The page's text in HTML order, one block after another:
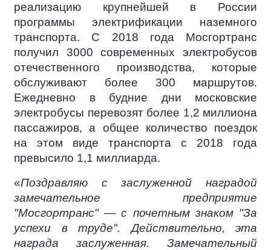
реализацию крупнейшей в России
программы электрификации наземного
транспорта. С 2018 года Мосгортранс
получил 3000 современных электробусов
отечественного производства, которые
обслуживают более 300 маршрутов.
Ежедневно в будние дни московские
электробусы перевозят более 1,2 миллиона
пассажиров, а общее количество поездок
на этом виде транспорта с 2018 года
превысило 1,1 миллиарда.
«Поздравляю с заслуженной наградой
замечательное предприятие
"Мосгортранс" — с почетным знаком "За
успехи в труде". Действительно, эта
награда заслуженная. Замечательный